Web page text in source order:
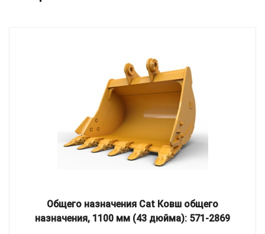
Общего назначения Cat Ковш общего
назначения, 1100 мм (43 дюйма): 571-2869